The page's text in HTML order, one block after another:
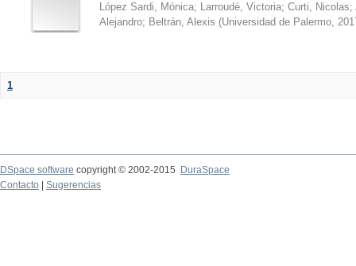
López Sardi, Mónica; Larroudé, Victoria; Curti, Nicolas;
Alejandro; Beltrán, Alexis (Universidad de Palermo,
1
DSpace software copyright © 2002-2015
DuraSpace
Contacto
Sugerencias